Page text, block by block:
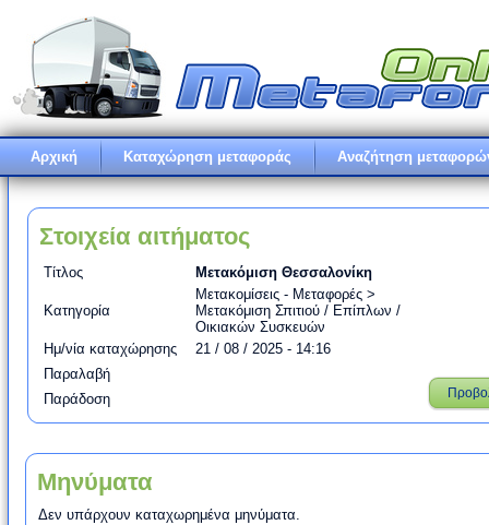
Αρχική Καταχώρηση μεταφοράς Αναζήτηση
Στοιχεία αιτήματος
Τίτλος Μετακόμιση Θεσσαλονίκη
Κατηγορία
Μετακομίσεις - Μεταφορές >
Μετακόμιση Σπιτιού / Επίπλων /
Οικιακών Συσκευών
Ημ/νία καταχώρησης
21 / 08 / 2025 - 14:16
Παραλαβή
Παράδοση
Μηνύματα
Δεν υπάρχουν καταχωρημένα μηνύματα.